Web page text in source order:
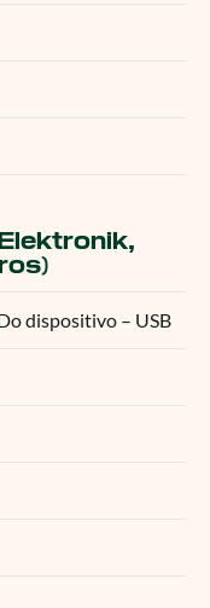
dispositivo – USB